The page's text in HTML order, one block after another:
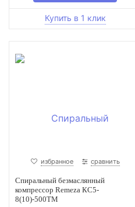
избранное сравнить
Спиральный безмаслянный
компрессор Remeza КС5-
8(10)-500ТМ